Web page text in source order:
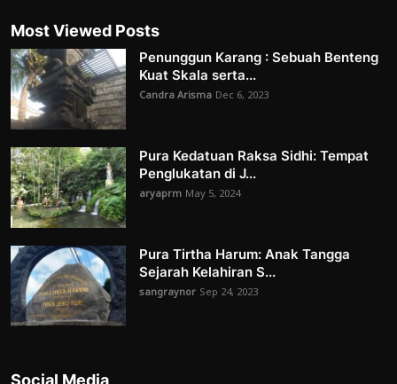
Most Viewed Posts
Penunggun Karang : Sebuah Benteng
Kuat Skala serta...
Candra Arisma Dec 6, 2023
Pura Kedatuan Raksa Sidhi: Tempat
Penglukatan di J...
aryaprm May 5, 2024
Pura Tirtha Harum: Anak Tangga
Sejarah Kelahiran S...
sangraynor Sep 24, 2023